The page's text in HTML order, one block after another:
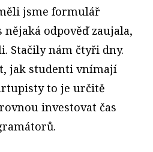
jsme formulář
odpověď zaujala,
Stačily nám čtyři dny.
jak studenti vnímají
to je určitě
investovat čas